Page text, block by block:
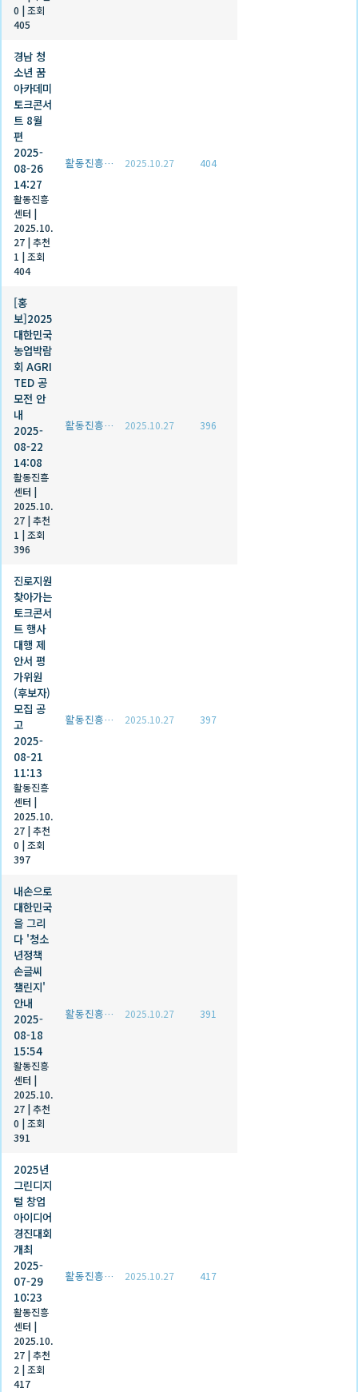
0 |조회
405
경남 청
소년 꿈
아카데미
토크콘서
트 8월
편
2025-
08-26
14:27
활동진흥
센터 |
2025.10.
27 |추천
1 |조회
404
활동진흥센터 2025.10.27 404
[홍
보]2025
대한민국
농업박람
회 AGRI
TED 공
모전 안
내
2025-
08-22
14:08
활동진흥
센터 |
2025.10.
27 |추천
1 |조회
396
활동진흥센터 2025.10.27 396
진로지원
찾아가는
토크콘서
트 행사
대행 제
안서 평
가위원
(후보자)
모집 공
고
2025-
08-21
11:13
활동진흥
센터 |
2025.10.
27 |추천
0 |조회
397
활동진흥센터 2025.10.27 397
내손으로
대한민국
을 그리
다 '청소
년정책
손글씨
챌린지'
안내
2025-
08-18
15:54
활동진흥
센터 |
2025.10.
27 |추천
0 |조회
391
활동진흥센터 2025.10.27 391
2025년
그린디지
털 창업
아이디어
경진대회
개최
2025-
07-29
10:23
활동진흥
센터 |
2025.10.
27 |추천
2 |조회
417
활동진흥센터 2025.10.27 417